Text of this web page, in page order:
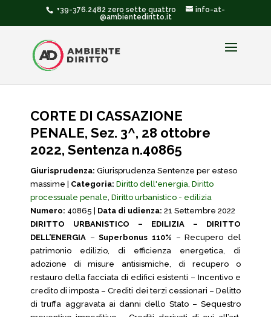
+39-376.2482 zero sette quattro
info-at-
@ambientediritto.it
CORTE DI CASSAZIONE
PENALE, Sez. 3^, 28 ottobre
2022, Sentenza n.40865
Giurisprudenza: Giurisprudenza Sentenze per esteso
massime | Categoria: Diritto dell'energia, Diritto
processuale penale, Diritto urbanistico - edilizia
Numero: 40865 | Data di udienza: 21 Settembre 2022
DIRITTO URBANISTICO – EDILIZIA – DIRITTO
DELL’ENERGIA –Superbonus 110% – Recupero del
patrimonio edilizio, di efficienza energetica, di
adozione di misure antisismiche, di recupero o
restauro della facciata di edifici esistenti – Incentivo e
credito di imposta – Crediti dei terzi cessionari – Delitto
di truffa aggravata ai danni dello Stato – Sequestro